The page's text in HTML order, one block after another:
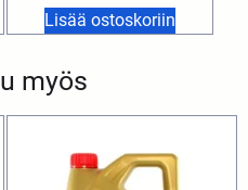
Lisää ostoskoriin
myös